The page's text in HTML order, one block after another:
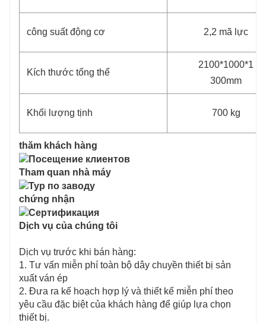
công suất động cơ 2,2 mã lực
Kích thước tổng thể
2100*1000*1
300mm
Khối lượng tịnh 700 kg
thăm khách hàng
Tham quan nhà máy
chứng nhận
Dịch vụ của chúng tôi
Dịch vụ trước khi bán hàng:
1. Tư vấn miễn phí toàn bộ dây chuyền thiết bị sản
xuất ván ép
2. Đưa ra kế hoạch hợp lý và thiết kế miễn phí theo
yêu cầu đặc biệt của khách hàng để giúp lựa chọn
thiết bị.